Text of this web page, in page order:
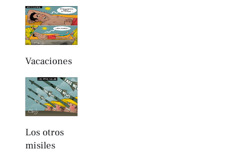
Vacaciones
Los otros
misiles